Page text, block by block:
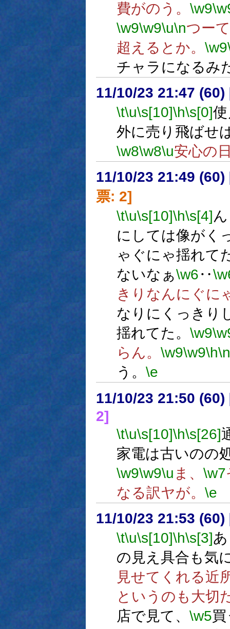
費がのう。 \w9
\w9\w9\u\nつー
超えるとか。 \w9
チャラになるみ
11/10/23 21:47 (60)
\t\u\s[10]\h\s[0]
外に売り飛ばせ
\w8\w8\u安心の
11/10/23 21:49 (60)
票: 2]
\t\u\s[10]\h\s[4]
にしては像がく
ゃぐにゃ揺れて
ないなぁ\w6‥
きりなんにぐに
なりにくっきり
揺れてた。 \w9
らん。 \w9\w9\h\n
う。 \e
11/10/23 21:50 (60)
2]
\t\u\s[10]\h\s[26]
家電は古いのの
\w9\w9\u ま、 \w7
なる訳ヤが。 \e
11/10/23 21:53 (60)
\t\u\s[10]\h\s[3]
の見え具合も気
見せてくれる近
というのも大切
店で見て、 \w5